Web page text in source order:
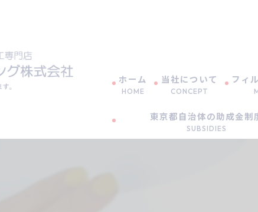
ホーム
HOME
当社について
CONCEPT
フィ
ガ
東京都自治体の助成金制
SUBSIDIES